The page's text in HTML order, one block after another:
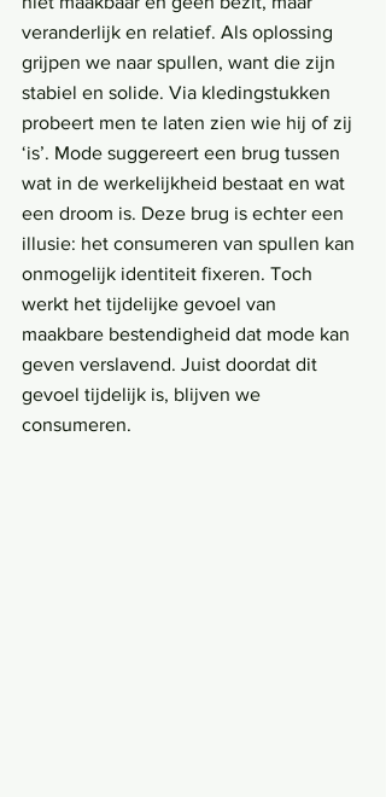
veranderlijk en relatief. Als oplossing
grijpen we naar spullen, want die zijn
stabiel en solide. Via kledingstukken
probeert men te laten zien wie hij of zij
‘is’. Mode suggereert een brug tussen
wat in de werkelijkheid bestaat en wat
een droom is. Deze brug is echter een
illusie: het consumeren van spullen kan
onmogelijk identiteit fixeren. Toch
werkt het tijdelijke gevoel van
maakbare bestendigheid dat mode kan
geven verslavend. Juist doordat dit
gevoel tijdelijk is, blijven we
consumeren.